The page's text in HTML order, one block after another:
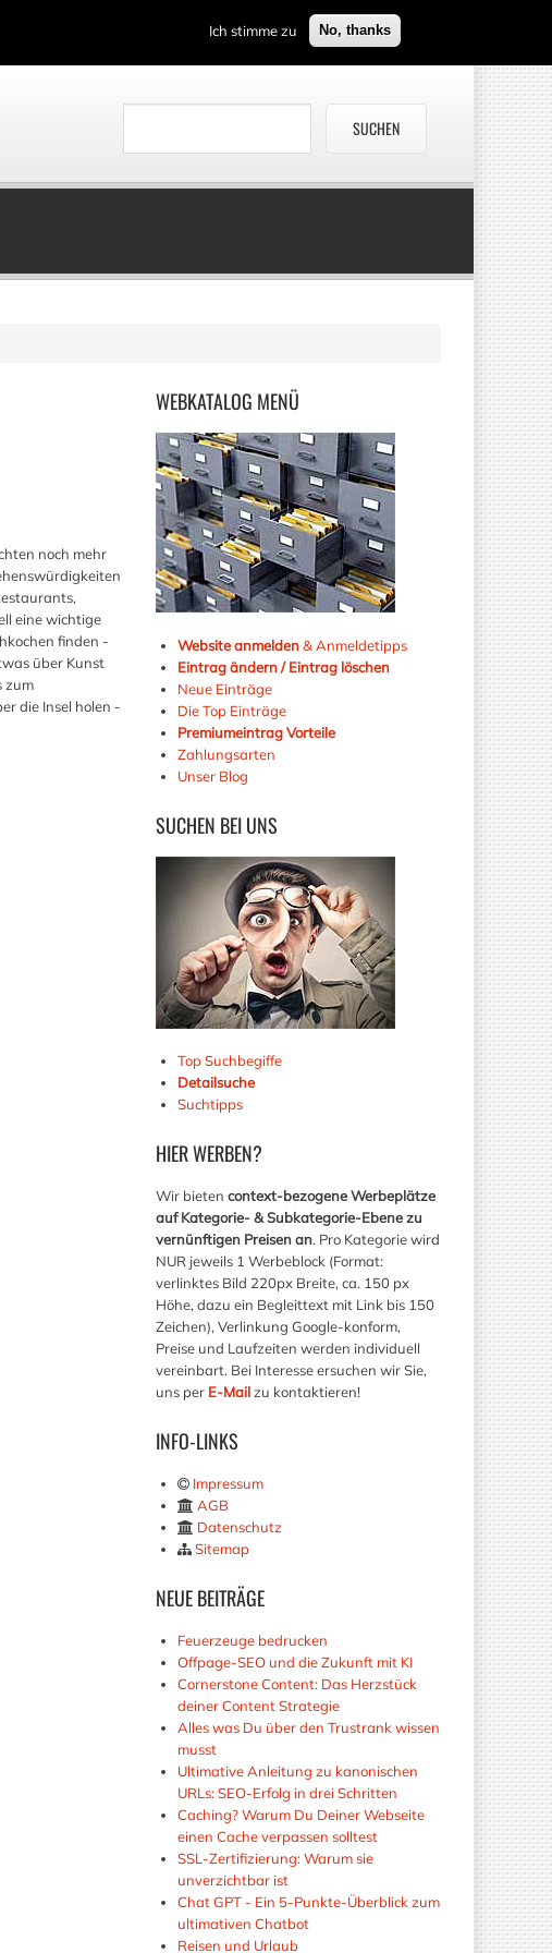
Ich stimme zu No, thanks
WEBKATALOG MENÜ
Website anmelden& Anmeldetipps
Eintrag ändern / Eintrag löschen
Neue Einträge
Die Top Einträge
Premiumeintrag Vorteile
Zahlungsarten
Unser Blog
SUCHEN BEI UNS
Top Suchbegiffe
Detailsuche
Suchtipps
HIERWERBEN?
Wir bieten context-bezogene Werbeplätze
auf Kategorie- & Subkategorie-Ebene zu
vernünftigen Preisen an. Pro Kategorie wird
NUR jeweils 1 Werbeblock (Format:
verlinktes Bild 220px Breite, ca. 150 px
Höhe, dazu ein Begleittext mit Link bis 150
Zeichen), Verlinkung Google-konform,
Preise und Laufzeiten werden individuell
vereinbart. Bei Interesse ersuchen wir Sie,
uns per E-Mailzu kontaktieren!
INFO-LINKS
Impressum
AGB
Datenschutz
Sitemap
NEUEBEITRÄGE
Feuerzeuge bedrucken
Offpage-SEO und die Zukunft mit KI
Cornerstone Content: Das Herzstück
deiner Content Strategie
Alles was Du über den Trustrank wissen
musst
Ultimative Anleitung zu kanonischen
URLs: SEO-Erfolg in drei Schritten
Caching? Warum Du Deiner Webseite
einen Cache verpassen solltest
SSL-Zertifizierung: Warum sie
unverzichtbar ist
Chat GPT - Ein 5-Punkte-Überblick zum
ultimativen Chatbot
Reisen und Urlaub
noch mehr
eine wichtige
finden -
über Kunst
zum
die Insel holen -